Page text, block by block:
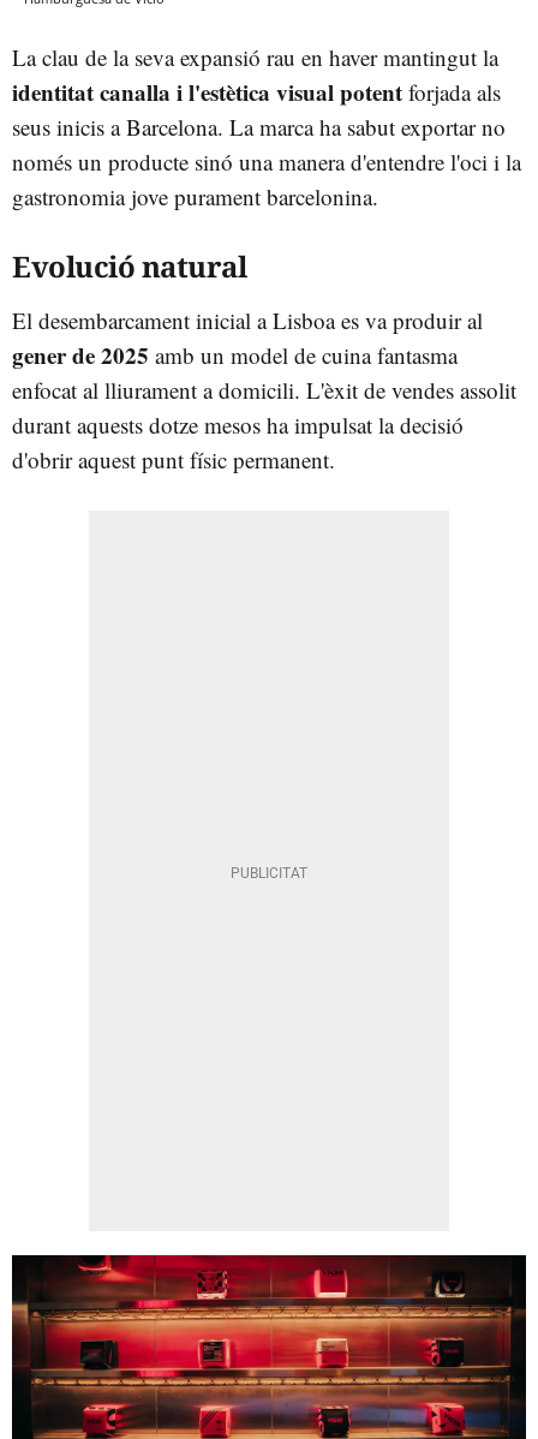
La clau de la seva expansió rau en haver mantingut la
identitat canalla i l'estètica visual potent forjada als
seus inicis a Barcelona. La marca ha sabut exportar no
només un producte sinó una manera d'entendre l'oci i la
gastronomia jove purament barcelonina.
Evolució natural
El desembarcament inicial a Lisboa es va produir al
gener de 2025 amb un model de cuina fantasma
enfocat al lliurament a domicili. L'èxit de vendes assolit
durant aquests dotze mesos ha impulsat la decisió
d'obrir aquest punt físic permanent.